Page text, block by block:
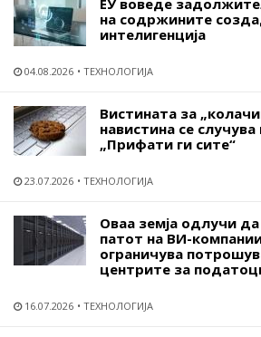
на содржините
интелигенција
04.08.2026 ТЕХНОЛОГИЈА
Вистината за
навистина се
„Прифати ги сите“
23.07.2026 ТЕХНОЛОГИЈА
Оваа земја одлучи
патот на ВИ-
ограничува
центрите за
16.07.2026 ТЕХНОЛОГИЈА